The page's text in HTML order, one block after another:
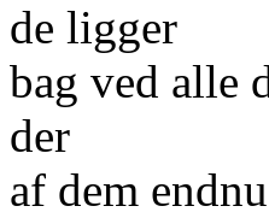
de ligger
bag ved alle
der
af dem